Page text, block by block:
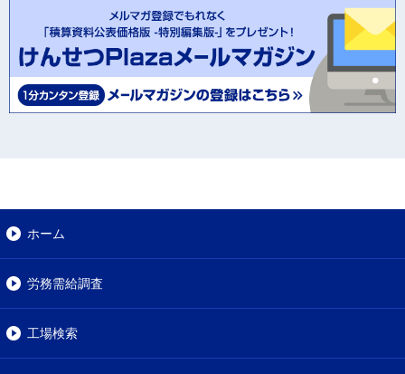
ホーム
労務需給調査
工場検索